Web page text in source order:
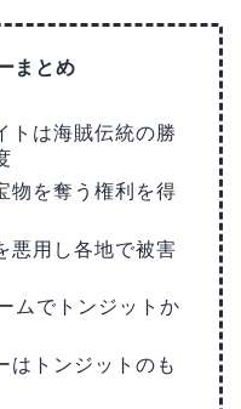
まとめ
トは海賊伝統の勝
物を奪う権利を得
悪用し各地で被害
ムでトンジットか
はトンジットのも